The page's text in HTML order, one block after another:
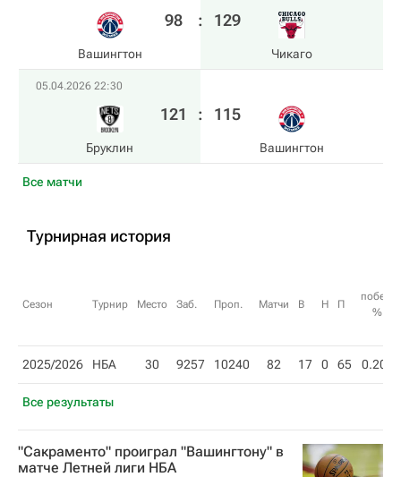
Все матчи
Вашингтон
98 : 129
Чикаго
05.04.2026 22:30
Бруклин
121 : 115
Вашингтон
Турнирная история
Сезон Турнир Место Заб. Проп. Матчи В Н П
побед,
%
2025/2026 НБА 30 9257 10240 82 17 0 65 0.207
Все результаты
"Сакраменто" проиграл "Вашингтону" в
матче Летней лиги НБА